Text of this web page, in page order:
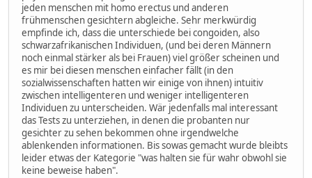
jeden menschen mit homo erectus und anderen
frühmenschen gesichtern abgleiche. Sehr merkwürdig
empfinde ich, dass die unterschiede bei congoiden, also
schwarzafrikanischen Individuen, (und bei deren Männern
noch einmal stärker als bei Frauen) viel größer scheinen und
es mir bei diesen menschen einfacher fällt (in den
sozialwissenschaften hatten wir einige von ihnen) intuitiv
zwischen intelligenteren und weniger intelligenteren
Individuen zu unterscheiden. Wär jedenfalls mal interessant
das Tests zu unterziehen, in denen die probanten nur
gesichter zu sehen bekommen ohne irgendwelche
ablenkenden informationen. Bis sowas gemacht wurde bleibts
leider etwas der Kategorie "was halten sie für wahr obwohl sie
keine beweise haben".